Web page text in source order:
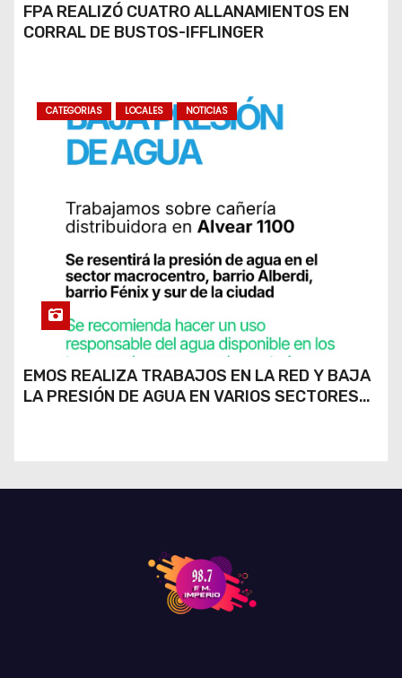
FPA REALIZÓ CUATRO ALLANAMIENTOS EN
CORRAL DE BUSTOS-IFFLINGER
CATEGORIAS LOCALES NOTICIAS
EMOS REALIZA TRABAJOS EN LA RED Y BAJA
LA PRESIÓN DE AGUA EN VARIOS SECTORES